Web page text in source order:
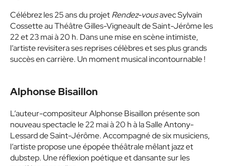
Célébrez les 25 ans du projetRendez-vousavec Sylvain
Cossette au Théâtre Gilles-Vigneault de Saint-Jérôme les
22 et 23 mai à 20 h. Dans une mise en scène intimiste,
l’artiste revisitera ses reprises célèbres et ses plus grands
succès en carrière. Un moment musical incontournable !
Alphonse Bisaillon
L’auteur-compositeur Alphonse Bisaillon présente son
nouveau spectacle le 22 mai à 20 h à la Salle Antony-
Lessard de Saint-Jérôme. Accompagné de six musiciens,
l’artiste propose une épopée théâtrale mêlant jazz et
dubstep. Une réflexion poétique et dansante sur les